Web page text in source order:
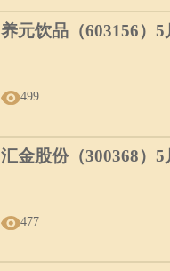
养元饮品（603156）
499
汇金股份（300368）
477